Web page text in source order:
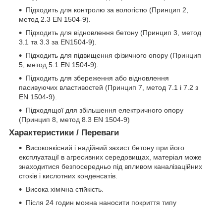
Підходить для контролю за вологістю (Принцип 2,
метод 2.3 EN 1504-9).
Підходить для відновлення бетону (Принцип 3, метод
3.1 та 3.3 за EN1504-9).
Підходить для підвищення фізичного опору (Принцип
5, метод 5.1 EN 1504-9).
Підходить для збереження або відновлення
пасивуючих властивостей (Принцип 7, метод 7.1 і 7.2 з
EN 1504-9).
Підходящої для збільшення електричного опору
(Принцип 8, метод 8.3 EN 1504-9)
Характеристики / Переваги
Високоякісний і надійний захист бетону при його
експлуатації в агресивних середовищах, матеріал може
знаходитися безпосередньо під впливом каналізаційних
стоків і кислотних конденсатів.
Висока хімічна стійкість.
Після 24 годин можна наносити покриття типу